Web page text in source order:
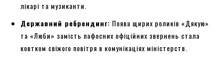
лікарі та музиканти.
Державний ребрендинг: Поява щирих роликів «Дякую»
та «Люби» замість пафосних офіційних звернень стала
ковтком свіжого повітря в комунікаціях міністерств.